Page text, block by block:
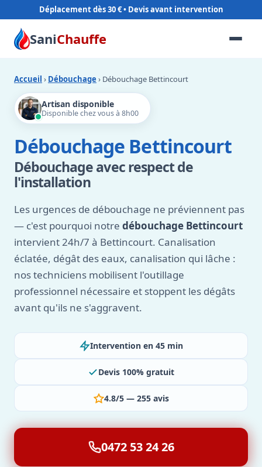
Déplacement dès 30 €
SaniChauffe
Accueil › Débouchage › Débouchage Bettincourt
Artisan disponible
Disponible chez vous à 8h00
Débouchage Bettincourt
Débouchage avec respect de
l'installation
Les urgences de débouchage ne préviennent pas
— c'est pourquoi notre débouchage Bettincourt
intervient 24h/7 à Bettincourt. Canalisation
éclatée, dégât des eaux, canalisation qui lâche :
nos techniciens mobilisent l'outillage
professionnel nécessaire et stoppent les dégâts
avant qu'ils ne s'aggravent.
Intervention en 45 min
Devis 100% gratuit
4.8/5 — 255 avis
0472 53 24 26